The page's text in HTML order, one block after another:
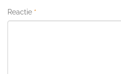
Reactie *